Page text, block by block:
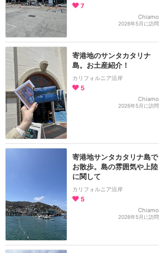
7
Chiamo
2026年5月に訪問
寄港地のサンタカタリナ
島。お土産紹介！
カリフォルニア沿岸
5
Chiamo
2026年5月に訪問
寄港地サンタカタリナ島で
お散歩。島の雰囲気や上陸
に関して
カリフォルニア沿岸
5
Chiamo
2026年5月に訪問